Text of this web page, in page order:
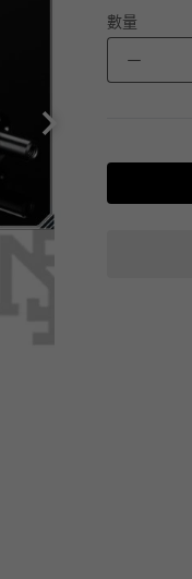
數量
－